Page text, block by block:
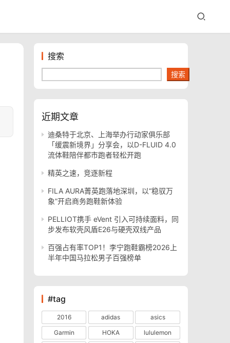
搜索
搜索
近期文章
迪桑特于北京、上海举办行动家俱乐部
「缓震新境界」分享会，以D-FLUID 4.0
流体鞋陪伴都市跑者轻松开跑
精英之速，竞逐新程
FILA AURA菁英跑落地深圳，以“稳驭万
象”开启商务跑鞋新体验
PELLIOT携手 eVent 引入可持续面料，同
步发布软壳风盾E26与硬壳双线产品
百强占有率TOP1！李宁跑鞋霸榜2026上
半年中国马拉松男子百强榜单
#tag
2016 adidas
asics
Garmin
HOKA
lululemon